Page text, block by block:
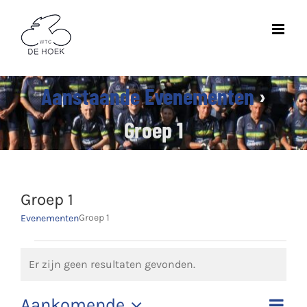
inhoud
Aanstaande Evenementen›
Groep 1
Groep 1
EvenementenGroep 1
Bericht
Er zijn geen resultaten gevonden.